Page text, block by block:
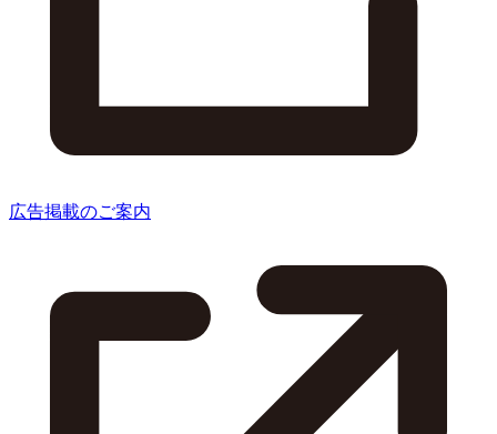
広告掲載のご案内